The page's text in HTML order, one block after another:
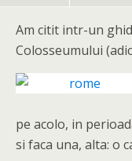
Am citit intr-un
Colosseumului
pe acolo, in
si faca una, alta: o